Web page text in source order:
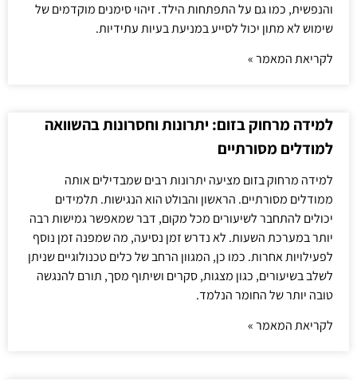
והנפשית, כמו גם על התפתחות הילד. זיהוי סימנים מוקדמים של
שימוש לא מתון יכול לסייע במניעת בעיות עתידיות.
לקריאת המאמר »
למידה מרחוק בזום: יתרונות וחסרונות בהשוואה
למודלים מסורתיים
למידה מרחוק בזום מציעה יתרונות רבים שמבדילים אותה
ממודלים מסורתיים. הראשון והבולט הוא הנגישות. תלמידים
יכולים להתחבר לשיעורים מכל מקום, דבר שמאפשר גמישות רבה
יותר במערכת השעות. לא נדרש זמן נסיעה, מה שמפנה זמן נוסף
לפעילויות אחרות. כמו כן, המגוון הרחב של כלים טכנולוגיים שניתן
לשלב בשיעורים, כגון מצגות, סקרים ושיתוף מסך, תורם להנגשה
טובה יותר של החומר הנלמד.
לקריאת המאמר »